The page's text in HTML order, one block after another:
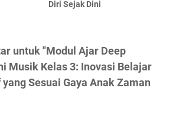
Diri Sejak Dini
untuk "Modul Ajar Deep
Musik Kelas 3: Inovasi Belajar
Sesuai Gaya Anak Zaman